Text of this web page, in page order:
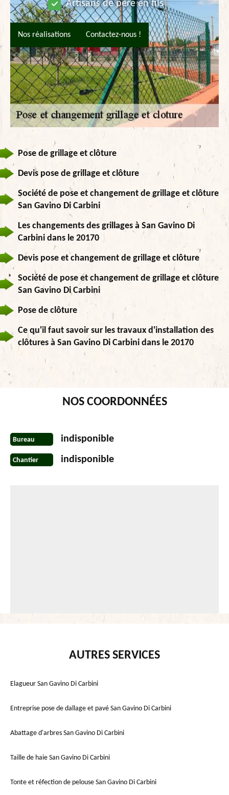
Artisans de père en fils
Nos réalisations Contactez-nous !
Pose de grillage et clôture
Devis pose de grillage et clôture
Société de pose et changement de grillage et clôture
San Gavino Di Carbini
Les changements des grillages à San Gavino Di
Carbini dans le 20170
Devis pose et changement de grillage et clôture
Société de pose et changement de grillage et clôture
San Gavino Di Carbini
Pose de clôture
Ce qu'il faut savoir sur les travaux d'installation des
clôtures à San Gavino Di Carbini dans le 20170
NOS COORDONNÉES
Bureau indisponible
Chantier indisponible
AUTRES SERVICES
Elagueur San Gavino Di Carbini
Entreprise pose de dallage et pavé San Gavino Di Carbini
Abattage d'arbres San Gavino Di Carbini
Taille de haie San Gavino Di Carbini
Tonte et réfection de pelouse San Gavino Di Carbini